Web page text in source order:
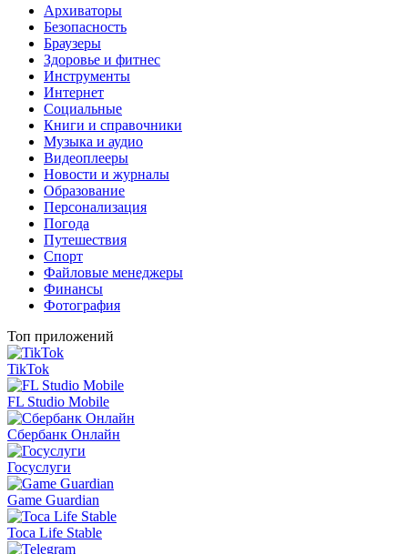
Архиваторы
Безопасность
Браузеры
Здоровье и фитнес
Инструменты
Интернет
Социальные
Книги и справочники
Музыка и аудио
Видеоплееры
Новости и журналы
Образование
Персонализация
Погода
Путешествия
Спорт
Файловые менеджеры
Финансы
Фотография
Топ приложений
TikTok
FL Studio Mobile
Сбербанк Онлайн
Госуслуги
Game Guardian
Toca Life Stable